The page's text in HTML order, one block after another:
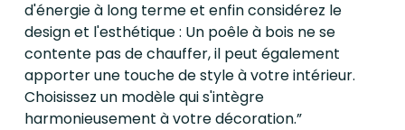
d'énergie à long terme et enfin considérez le
design et l'esthétique : Un poêle à bois ne se
contente pas de chauffer, il peut également
apporter une touche de style à votre intérieur.
Choisissez un modèle qui s'intègre
harmonieusement à votre décoration.”